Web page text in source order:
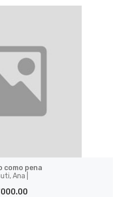
como pena
Ana |